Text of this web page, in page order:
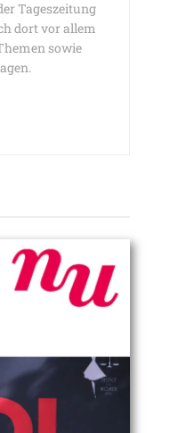
Tageszeitung
dort vor allem
sowie